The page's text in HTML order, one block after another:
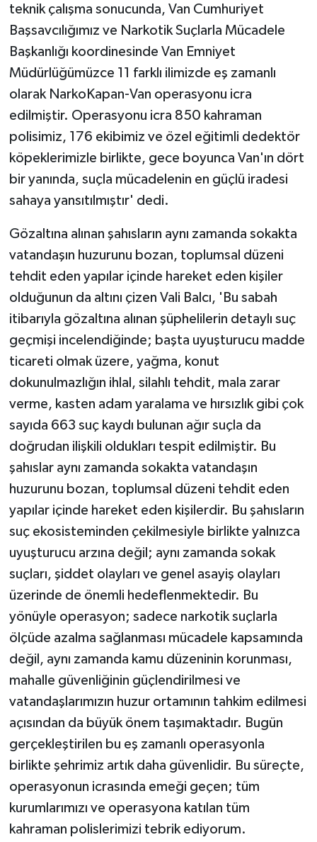
teknik çalışma sonucunda, Van Cumhuriyet
Başsavcılığımız ve Narkotik Suçlarla Mücadele
Başkanlığı koordinesinde Van Emniyet
Müdürlüğümüzce 11 farklı ilimizde eş zamanlı
olarak NarkoKapan-Van operasyonu icra
edilmiştir. Operasyonu icra 850 kahraman
polisimiz, 176 ekibimiz ve özel eğitimli dedektör
köpeklerimizle birlikte, gece boyunca Van'ın dört
bir yanında, suçla mücadelenin en güçlü iradesi
sahaya yansıtılmıştır' dedi.
Gözaltına alınan şahısların aynı zamanda sokakta
vatandaşın huzurunu bozan, toplumsal düzeni
tehdit eden yapılar içinde hareket eden kişiler
olduğunun da altını çizen Vali Balcı, 'Bu sabah
itibarıyla gözaltına alınan şüphelilerin detaylı suç
geçmişi incelendiğinde; başta uyuşturucu madde
ticareti olmak üzere, yağma, konut
dokunulmazlığın ihlal, silahlı tehdit, mala zarar
verme, kasten adam yaralama ve hırsızlık gibi çok
sayıda 663 suç kaydı bulunan ağır suçla da
doğrudan ilişkili oldukları tespit edilmiştir. Bu
şahıslar aynı zamanda sokakta vatandaşın
huzurunu bozan, toplumsal düzeni tehdit eden
yapılar içinde hareket eden kişilerdir. Bu şahısların
suç ekosisteminden çekilmesiyle birlikte yalnızca
uyuşturucu arzına değil; aynı zamanda sokak
suçları, şiddet olayları ve genel asayiş olayları
üzerinde de önemli hedeflenmektedir. Bu
yönüyle operasyon; sadece narkotik suçlarla
ölçüde azalma sağlanması mücadele kapsamında
değil, aynı zamanda kamu düzeninin korunması,
mahalle güvenliğinin güçlendirilmesi ve
vatandaşlarımızın huzur ortamının tahkim edilmesi
açısından da büyük önem taşımaktadır. Bugün
gerçekleştirilen bu eş zamanlı operasyonla
birlikte şehrimiz artık daha güvenlidir. Bu süreçte,
operasyonun icrasında emeği geçen; tüm
kurumlarımızı ve operasyona katılan tüm
kahraman polislerimizi tebrik ediyorum.